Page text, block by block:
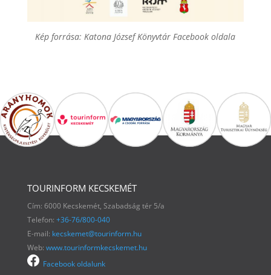
Kép forrása: Katona József Könyvtár Facebook oldala
TOURINFORM KECSKEMÉT
Cím: 6000 Kecskemét, Szabadság tér 5/a
Telefon: +36-76/800-040
E-mail: kecskemet@tourinform.hu
Web: www.tourinformkecskemet.hu
Facebook oldalunk